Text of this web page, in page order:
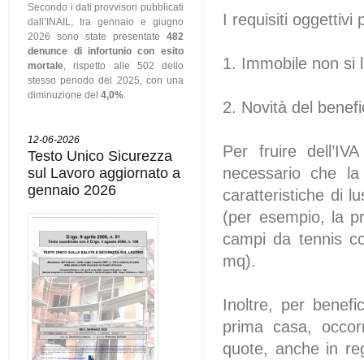
Secondo i dati provvisori pubblicati
dall’INAIL, tra gennaio e giugno
2026 sono state presentate 482
denunce di infortunio con esito
mortale , rispetto alle 502 dello
stesso periodo del 2025, con una
diminuzione del4,0%
12-06-2026
Testo Unico Sicurezza
sul Lavoro aggiornato a
gennaio 2026
I requisiti oggettivi
1. Immobile non si
2. Novità del
Per fruire
necessario che
caratteristiche di
(per esempio, la
campi da tennis
mq).
Inoltre, per
prima casa,
quote, anche in